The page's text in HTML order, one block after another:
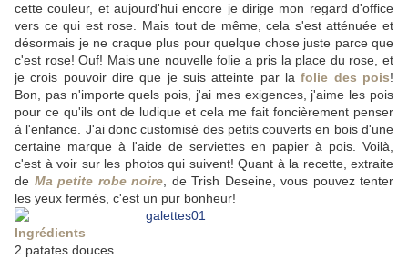
cette couleur, et aujourd'hui encore je dirige mon regard d'office
vers ce qui est rose. Mais tout de même, cela s'est atténuée et
désormais je ne craque plus pour quelque chose juste parce que
c'est rose! Ouf! Mais une nouvelle folie a pris la place du rose, et
je crois pouvoir dire que je suis atteinte par lafolie des pois!
Bon, pas n'importe quels pois, j'ai mes exigences, j'aime les pois
pour ce qu'ils ont de ludique et cela me fait foncièrement penser
à l'enfance. J'ai donc customisé des petits couverts en bois d'une
certaine marque à l'aide de serviettes en papier à pois. Voilà,
c'est à voir sur les photos qui suivent! Quant à la recette, extraite
de Ma petite robe noire , de Trish Deseine, vous pouvez tenter
les yeux fermés, c'est un pur bonheur!
Ingrédients
2 patates douces